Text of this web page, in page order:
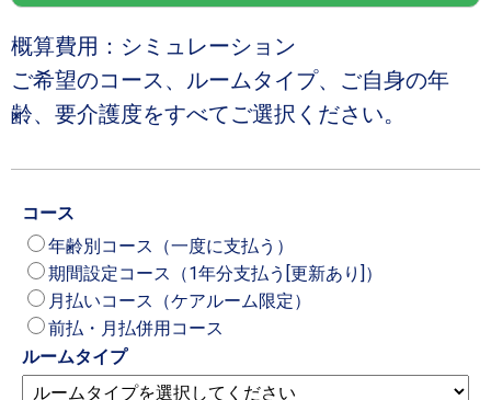
概算費用：シミュレーション
ご希望のコース、ルームタイプ、ご自身の年
齢、要介護度をすべてご選択ください。
コース
年齢別コース（一度に支払う）
期間設定コース（1年分支払う[更新あり]）
月払いコース（ケアルーム限定）
前払・月払併用コース
ルームタイプ